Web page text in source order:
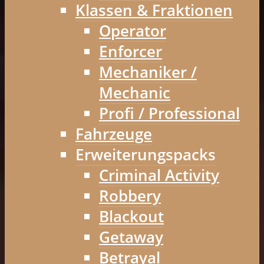
Klassen & Fraktionen
Operator
Enforcer
Mechaniker /
Mechanic
Profi / Professional
Fahrzeuge
Erweiterungspacks
Criminal Activity
Robbery
Blackout
Getaway
Betrayal